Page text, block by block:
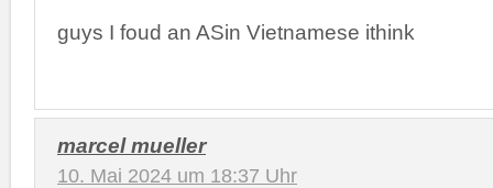
guys I foud an ASin Vietnamese ithink
marcel mueller
10. Mai 2024 um 18:37 Uhr